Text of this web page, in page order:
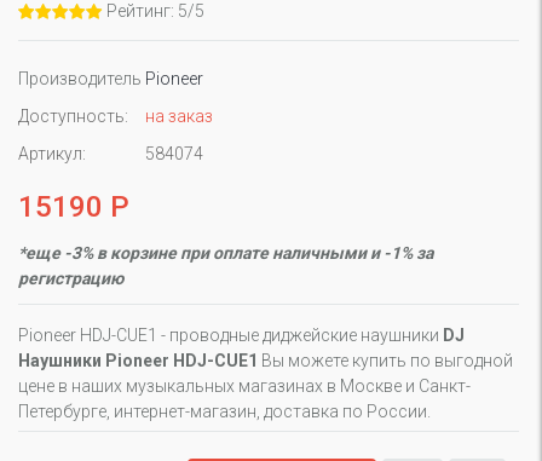
Рейтинг: 5/5
Производитель Pioneer
Доступность:
на заказ
Артикул:
584074
15190 Р
*еще -3% в корзине при оплате наличными и -1% за
регистрацию
Pioneer HDJ-CUE1 - проводные диджейские наушники DJ
Наушники Pioneer HDJ-CUE1 Вы можете купить по выгодной
цене в наших музыкальных магазинах в Москве и Санкт-
Петербурге, интернет-магазин, доставка по России.